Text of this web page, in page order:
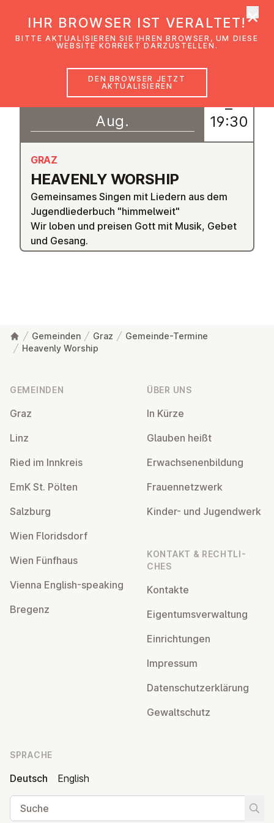
HEAVENLY WORSHIP
GRAZ
Gemeinsames Singen mit Liedern aus dem
Jugendliederbuch "himmelweit"
Wir loben und preisen Gott mit Musik, Gebet
und Gesang.
14
Aug.
–
19:30
Gemeinden Graz
Gemeinde-Termine
Heavenly Worship
GEMEINDEN
Graz
Linz
Ried im Innkreis
EmK St. Pölten
Salzburg
Wien Flo­rids­dorf
Wien Fünfhaus
Vienna English-speaking
Bregenz
ÜBER UNS
In Kürze
Glauben heißt
Er­wach­se­nen­bil­dung
Frau­en­netz­werk
Kinder- und Ju­gend­werk
KONTAKT & RECHT­LI­
CHES
Kontakte
Ei­gen­tums­ver­wal­tung
Ein­rich­tun­gen
Impressum
Da­ten­schutz­er­klä­rung
Ge­walt­schutz
SPRACHE
Deutsch
English
Suche
IHR BROWSER IST VERALTET!
BITTE AKTUALISIEREN SIE IHREN BROWSER, UM DIESE
WEBSITE KORREKT DARZUSTELLEN.
DEN BROWSER JETZT
AKTUALISIEREN
×